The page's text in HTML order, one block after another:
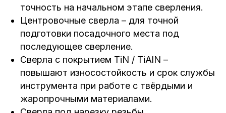
точность на начальном этапе сверления.
Центровочные сверла – для точной
подготовки посадочного места под
последующее сверление.
Сверла с покрытием TiN / TiAlN –
повышают износостойкость и срок службы
инструмента при работе с твёрдыми и
жаропрочными материалами.